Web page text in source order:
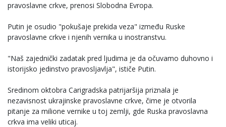
pravoslavne crkve, prenosi Slobodna Evropa.
Putin je osudio "pokušaje prekida veza" između Ruske
pravoslavne crkve i njenih vernika u inostranstvu.
"Naš zajednički zadatak pred ljudima je da očuvamo duhovno i
istorijsko jedinstvo pravosljavlja", ističe Putin.
Sredinom oktobra Carigradska patrijaršija priznala je
nezavisnost ukrajinske pravoslavne crkve, čime je otvorila
pitanje za milione vernike u toj zemlji, gde Ruska pravoslavna
crkva ima veliki uticaj.